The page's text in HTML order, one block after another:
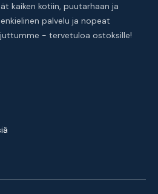
kaiken kotiin, puutarhaan ja
palvelu ja nopeat
- tervetuloa ostoksille!